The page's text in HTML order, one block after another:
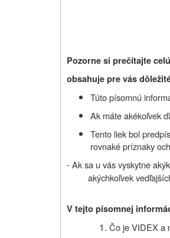
Pozorne si prečítajte
obsahuje pre vás
Túto písomnú
Ak máte akékoľvek
Tento liek bol
rovnaké príznaky
- Ak sa u vás vyskytne
akýchkoľvek
V tejto písomnej
Čo je VIDEX a